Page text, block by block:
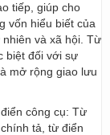
tiếp, giúp cho
vốn hiểu biết của
và xã hội. Từ
biệt đối với sự
mở rộng giao lưu
công cụ: Từ
tả, từ điển